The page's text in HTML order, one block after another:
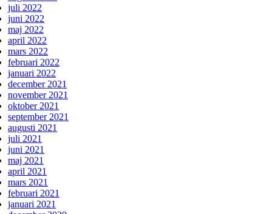
juli 2022
juni 2022
maj 2022
april 2022
mars 2022
februari 2022
januari 2022
december 2021
november 2021
oktober 2021
september 2021
augusti 2021
juli 2021
juni 2021
maj 2021
april 2021
mars 2021
februari 2021
januari 2021